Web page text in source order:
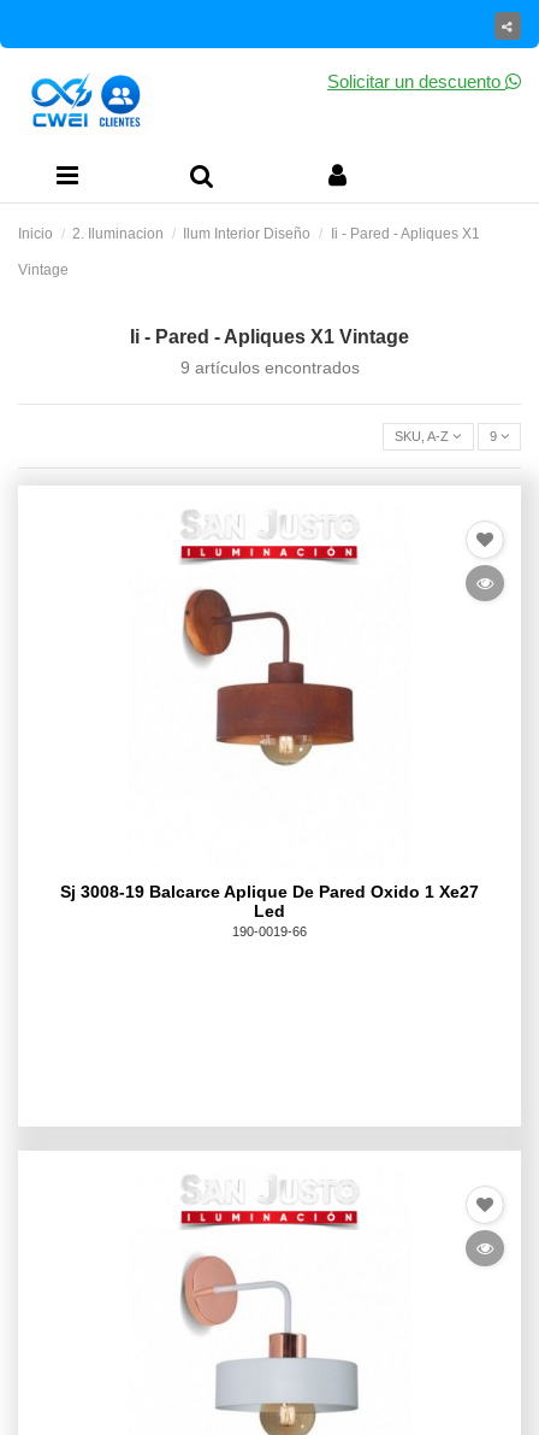
Solicitar un descuento
Inicio 2. Iluminacion Ilum Interior Diseño Ii - Pared - Apliques X1
Vintage
Ii - Pared - Apliques X1 Vintage
9 artículos encontrados
SKU,
Sj 3008-19 Balcarce Aplique De Pared Oxido 1 Xe27
Led
190-0019-66